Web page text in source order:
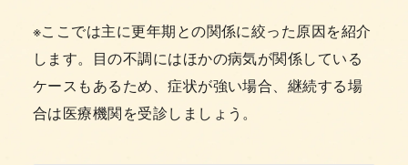
※ここでは主に更年期との関係に絞った原因を紹介
します。目の不調にはほかの病気が関係している
ケースもあるため、症状が強い場合、継続する場
合は医療機関を受診しましょう。